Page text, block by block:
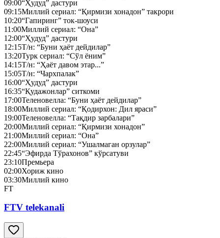
09:00“Ҳудуд” дастури
09:15Миллий сериал: “Қирмизи хонадон” такрори
10:20“Гапиринг” ток-шоуси
11:00Миллий сериал: “Она”
12:00“Ҳудуд” дастури
12:15Т/н: “Буни ҳаёт дейдилар”
13:20Турк сериал: “Сўл ёним”
14:15Т/н: “Ҳаёт давом этар...”
15:05Т/н: “Чархпалак”
16:00“Ҳудуд” дастури
16:35“Қудажонлар” ситкоми
17:00Теленовелла: “Буни ҳаёт дейдилар”
18:00Миллий сериал: “Қодирхон: Дил яраси”
19:00Теленовелла: “Тақдир зарбалари”
20:00Миллий сериал: “Қирмизи хонадон”
21:00Миллий сериал: “Она”
22:00Миллий сериал: “Ушалмаган орзулар”
22:45“Эфирда Тўрахонов” кўрсатуви
23:10Премьера
02:00Хориж кино
03:30Миллий кино
FT
FTV telekanali